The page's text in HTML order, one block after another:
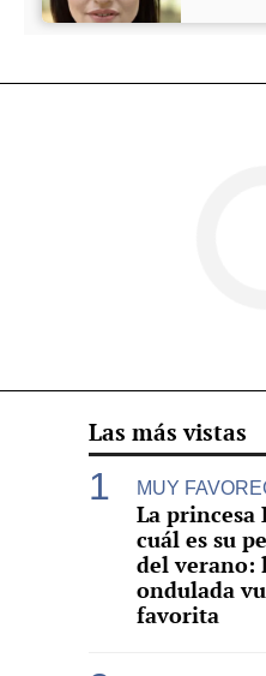
Las más vistas
MUY
La
cuál es su
del verano:
ondulada
favorita